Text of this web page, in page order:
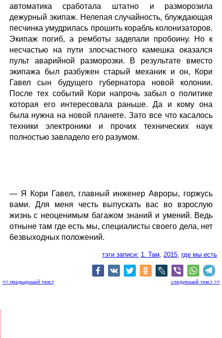
автоматика сработала штатно и разморозила
дежурный экипаж. Нелепая случайность, блуждающая
песчинка умудрилась прошить корабль колонизаторов.
Экипаж погиб, а ремботы заделали пробоину. Но к
несчастью на пути злосчастного камешка оказался
пульт аварийной разморозки. В результате вместо
экипажа был разбужен старый механик и он, Кори
Гавел сын будущего губернатора новой колонии.
После тех событий Кори напрочь забыл о политике
которая его интересовала раньше. Да и кому она
была нужна на новой планете. Зато все что касалось
техники электроники и прочих технических наук
полностью завладело его разумом.
— Я Кори Гавел, главный инженер Авроры, горжусь
вами. Для меня честь выпускать вас во взрослую
жизнь с неоценимым багажом знаний и умений. Ведь
отныне там где есть мы, специалисты своего дела, нет
безвыходных положений.
тэги записи: 1. Там 2015 где мы есть
<< предыдущий текст следующий текст >>